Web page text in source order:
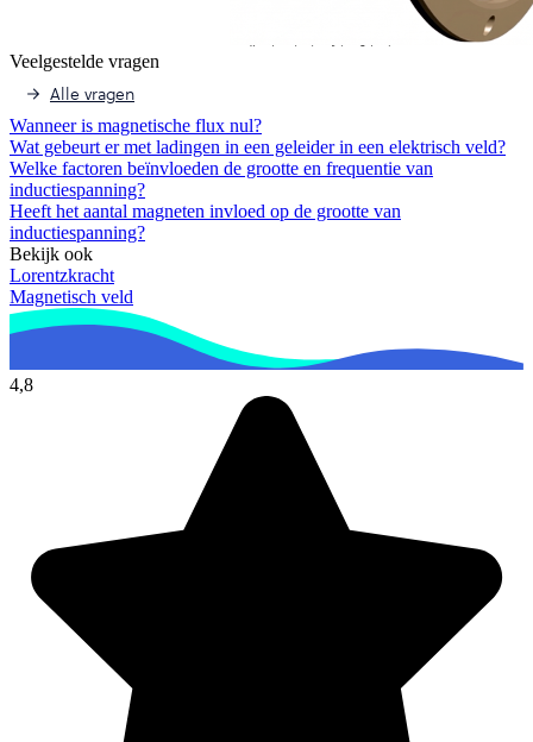
Veelgestelde vragen
Alle vragen
Wanneer is magnetische flux nul?
Wat gebeurt er met ladingen in een geleider in een elektrisch veld?
Welke factoren beïnvloeden de grootte en frequentie van
inductiespanning?
Heeft het aantal magneten invloed op de grootte van
inductiespanning?
Bekijk ook
Lorentzkracht
Magnetisch veld
4,8